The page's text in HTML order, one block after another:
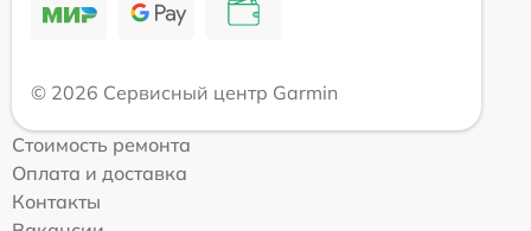
© 2026 Сервисный центр Garmin
Стоимость ремонта
Оплата и доставка
Контакты